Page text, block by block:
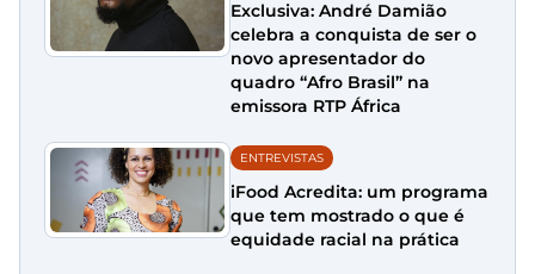
Exclusiva: André Damião
celebra a conquista de ser o
novo apresentador do
quadro “Afro Brasil” na
emissora RTP África
ENTREVISTAS
iFood Acredita: um programa
que tem mostrado o que é
equidade racial na prática